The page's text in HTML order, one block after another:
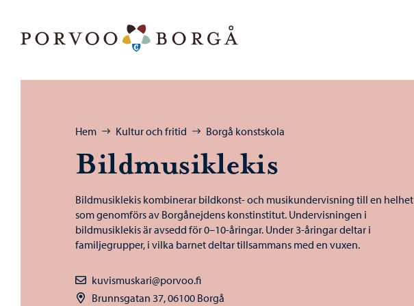
Bläddra:
Hem Kultur och fritid Borgå konstskola
Bildmusiklekis
Bildmusiklekis kombinerar bildkonst- och musikundervisning till en helhet
som genomförs av Borgånejdens konstinstitut. Undervisningen i
bildmusiklekis är avsedd för 0–10-åringar. Under 3-åringar deltar i
familjegrupper, i vilka barnet deltar tillsammans med en vuxen.
kuvismuskari@porvoo.fi
Brunnsgatan 37, 06100 Borgå